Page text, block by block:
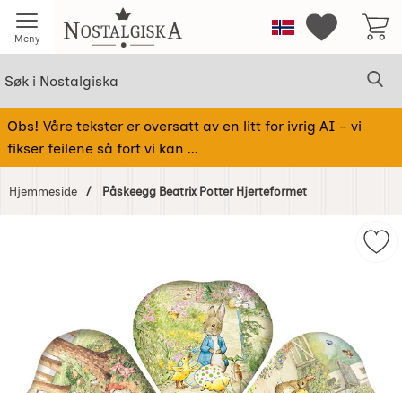
Meny Startsiden for NostalgiskaNorge Mine
Obs! Våre tekster er oversatt av en litt for ivrig AI – vi
fikser feilene så fort vi kan ...
Hjemmeside Påskeegg Beatrix Potter Hjerteformet